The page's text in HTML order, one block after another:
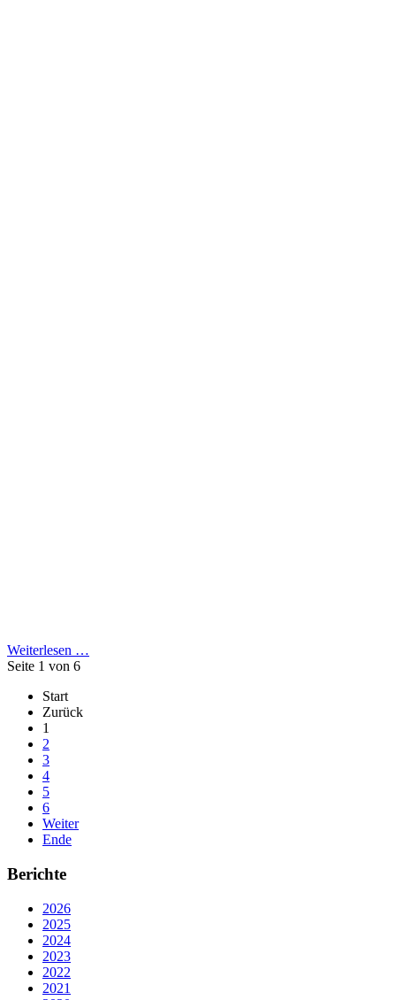
Weiterlesen …
Seite 1 von 6
Start
Zurück
1
2
3
4
5
6
Weiter
Ende
Berichte
2026
2025
2024
2023
2022
2021